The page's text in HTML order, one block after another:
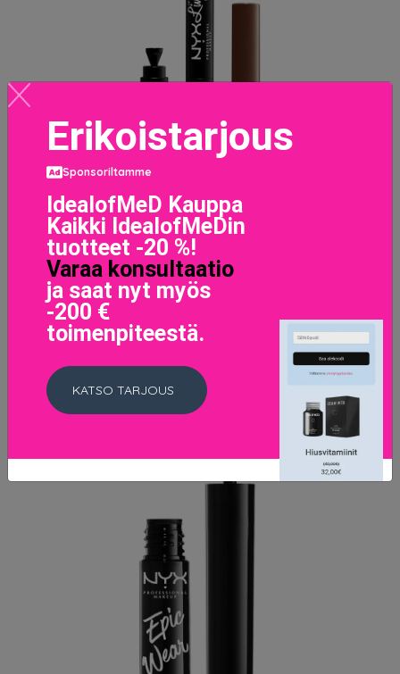
Lip Lingerie Push Up Long-Lasting Lipstick After Hours
12.5 EUR
LISÄTIETOJA
Erikoistarjous
Sponsoriltamme
IdealofMeD Kauppa
Kaikki IdealofMeDin
tuotteet -20 %!
Varaa konsultaatio
ja saat nyt myös
-200 €
toimenpiteestä.
KATSO TARJOUS